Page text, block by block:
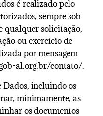
é realizado pelo
sempre sob
qualquer solicitação,
ou exercício de
por mensagem
al.org.br/contato/.
Dados, incluindo os
minimamente, as
os documentos